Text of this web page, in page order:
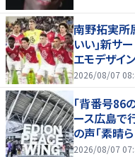
南野拓実所
いい｣新サ
エモデザイ
2026/08/07
｢背番号86
ース広島で
の声｢素晴
応しい｣
2026/08/07